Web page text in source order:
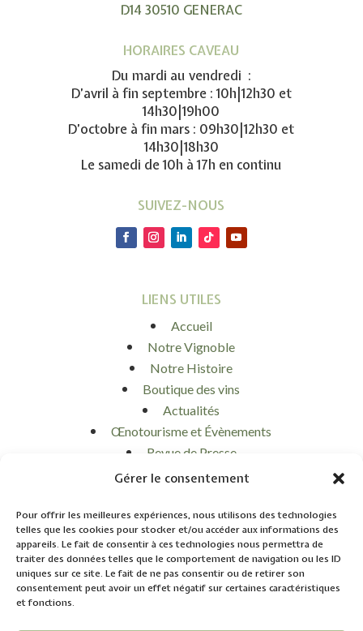
Gérer le consentement
Pour offrir les meilleures expériences, nous utilisons des technologies
telles que les cookies pour stocker et/ou accéder aux informations des
appareils. Le fait de consentir à ces technologies nous permettra de
traiter des données telles que le comportement de navigation ou les ID
uniques sur ce site. Le fait de ne pas consentir ou de retirer son
consentement peut avoir un effet négatif sur certaines caractéristiques
et fonctions.
D14 30510 GENERAC
HORAIRES CAVEAU
Du mardi au vendredi :
D’avril à fin septembre : 10h|12h30 et
14h30|19h00
D’octobre à fin mars : 09h30|12h30 et
14h30|18h30
Le samedi de 10h à 17h en continu
SUIVEZ-NOUS
LIENS UTILES
Accueil
Notre Vignoble
Notre Histoire
Boutique des vins
Actualités
Œnotourisme et Évènements
Revue de Presse
Contact
Mon compte